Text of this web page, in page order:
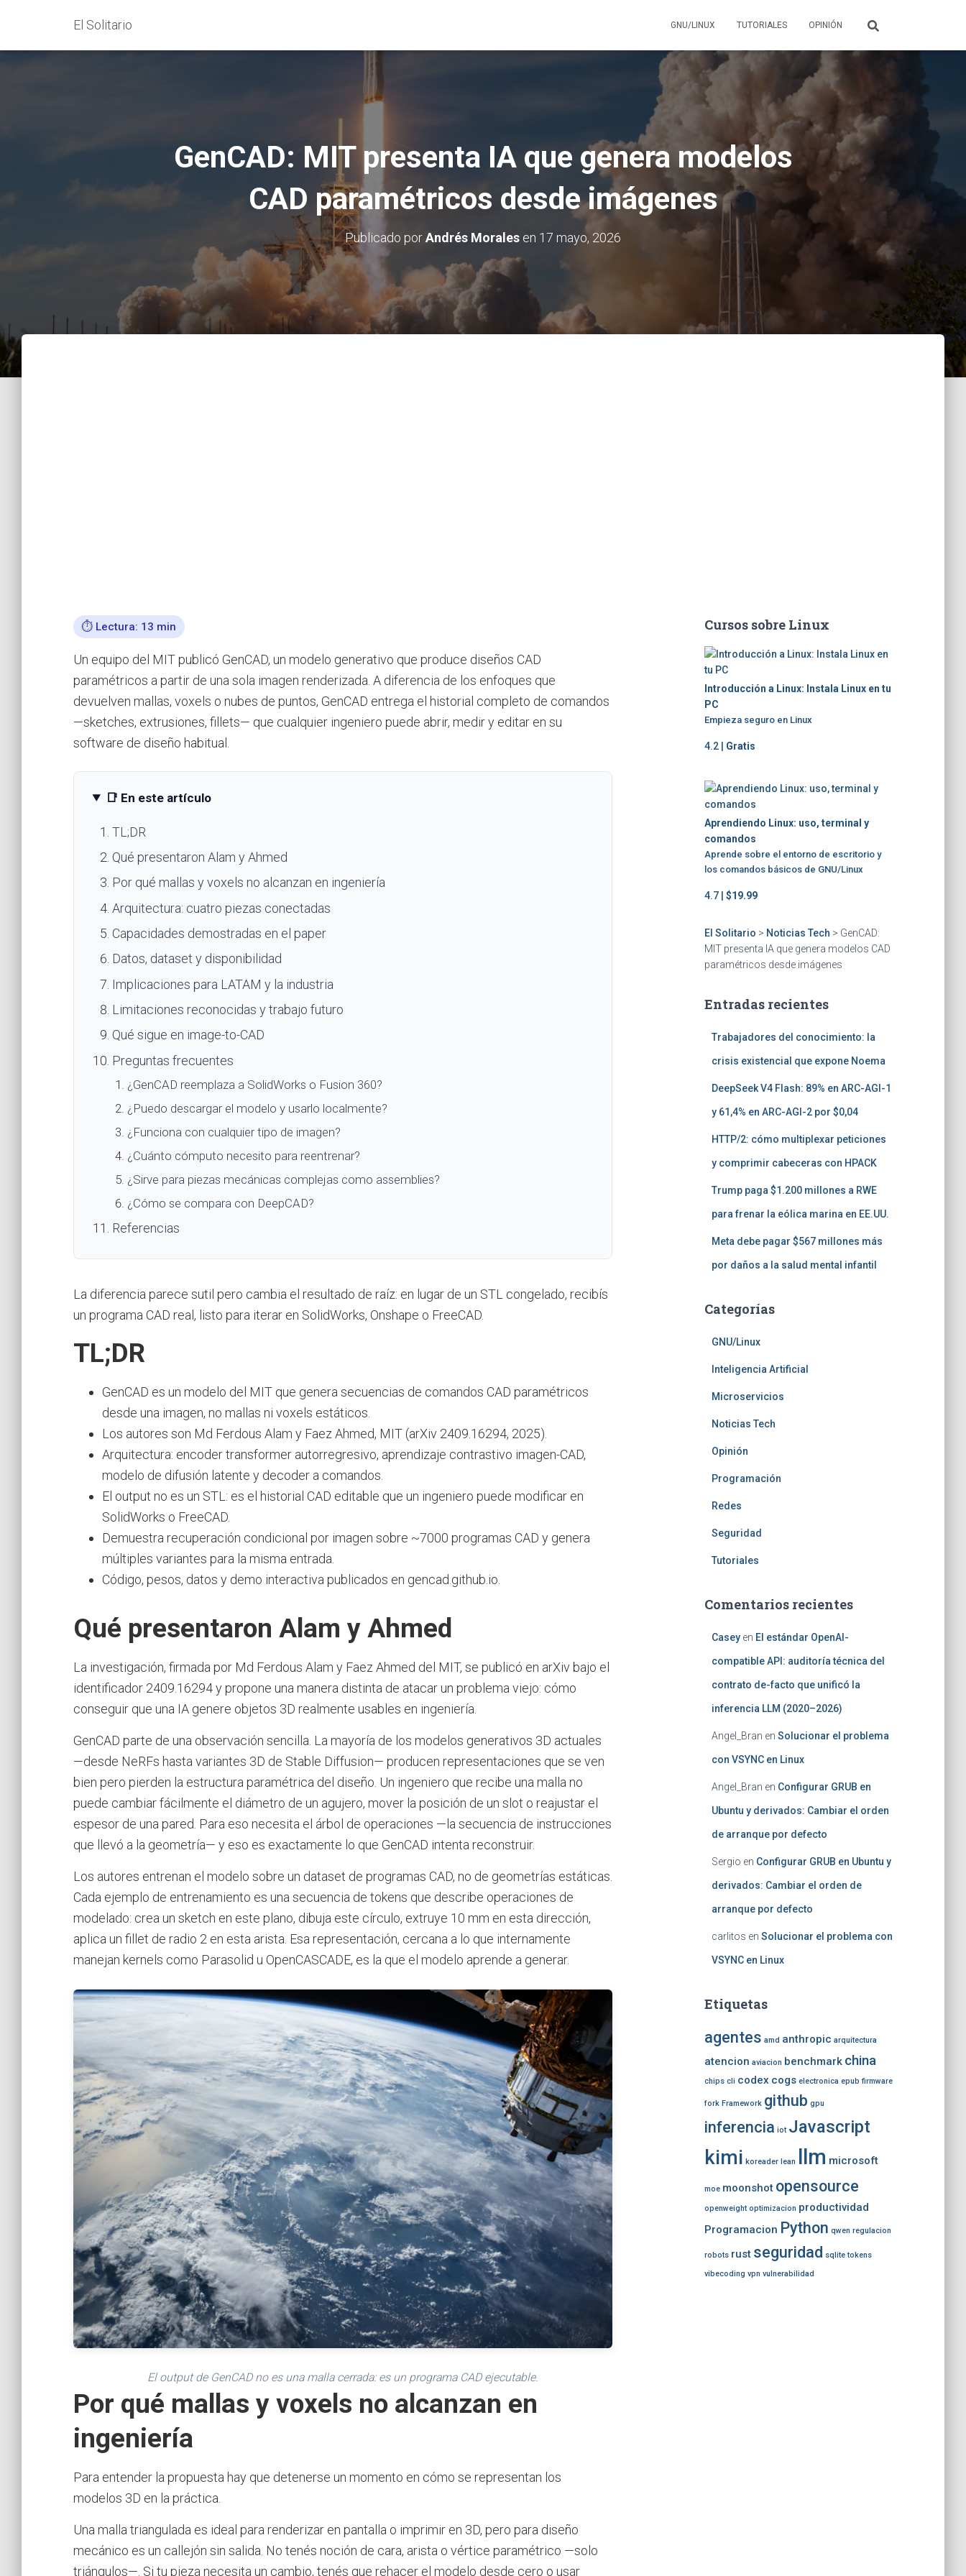
El Solitario GNU/LINUX TUTORIALES OPINIÓN
GenCAD: MIT presenta IA que genera modelos
CAD paramétricos desde imágenes
Publicado porAndrés Morales en 17 mayo, 2026
⏱️ Lectura: 13 min
Un equipo del MIT publicó GenCAD, un modelo generativo que produce diseños CAD
paramétricos a partir de una sola imagen renderizada. A diferencia de los enfoques que
devuelven mallas, voxels o nubes de puntos, GenCAD entrega el historial completo de comandos
—sketches, extrusiones, fillets— que cualquier ingeniero puede abrir, medir y editar en su
software de diseño habitual.
📑 En este artículo
TL;DR
Qué presentaron Alam y Ahmed
Por qué mallas y voxels no alcanzan en ingeniería
Arquitectura: cuatro piezas conectadas
Capacidades demostradas en el paper
Datos, dataset y disponibilidad
Implicaciones para LATAM y la industria
Limitaciones reconocidas y trabajo futuro
Qué sigue en image-to-CAD
Preguntas frecuentes
¿GenCAD reemplaza a SolidWorks o Fusion 360?
¿Puedo descargar el modelo y usarlo localmente?
¿Funciona con cualquier tipo de imagen?
¿Cuánto cómputo necesito para reentrenar?
¿Sirve para piezas mecánicas complejas como assemblies?
¿Cómo se compara con DeepCAD?
Referencias
La diferencia parece sutil pero cambia el resultado de raíz: en lugar de un STL congelado, recibís
un programa CAD real, listo para iterar en SolidWorks, Onshape o FreeCAD.
TL;DR
GenCAD es un modelo del MIT que genera secuencias de comandos CAD paramétricos
desde una imagen, no mallas ni voxels estáticos.
Los autores son Md Ferdous Alam y Faez Ahmed, MIT (arXiv 2409.16294, 2025).
Arquitectura: encoder transformer autorregresivo, aprendizaje contrastivo imagen-CAD,
modelo de difusión latente y decoder a comandos.
El output no es un STL: es el historial CAD editable que un ingeniero puede modificar en
SolidWorks o FreeCAD.
Demuestra recuperación condicional por imagen sobre ~7000 programas CAD y genera
múltiples variantes para la misma entrada.
Código, pesos, datos y demo interactiva publicados en gencad.github.io.
Qué presentaron Alam y Ahmed
La investigación, firmada por Md Ferdous Alam y Faez Ahmed del MIT, se publicó en arXiv bajo el
identificador 2409.16294 y propone una manera distinta de atacar un problema viejo: cómo
conseguir que una IA genere objetos 3D realmente usables en ingeniería.
GenCAD parte de una observación sencilla. La mayoría de los modelos generativos 3D actuales
—desde NeRFs hasta variantes 3D de Stable Diffusion— producen representaciones que se ven
bien pero pierden la estructura paramétrica del diseño. Un ingeniero que recibe una malla no
puede cambiar fácilmente el diámetro de un agujero, mover la posición de un slot o reajustar el
espesor de una pared. Para eso necesita el árbol de operaciones —la secuencia de instrucciones
que llevó a la geometría— y eso es exactamente lo que GenCAD intenta reconstruir.
Los autores entrenan el modelo sobre un dataset de programas CAD, no de geometrías estáticas.
Cada ejemplo de entrenamiento es una secuencia de tokens que describe operaciones de
modelado: crea un sketch en este plano, dibuja este círculo, extruye 10 mm en esta dirección,
aplica un fillet de radio 2 en esta arista. Esa representación, cercana a lo que internamente
manejan kernels como Parasolid u OpenCASCADE, es la que el modelo aprende a generar.
El output de GenCAD no es una malla cerrada: es un programa CAD ejecutable.
Por qué mallas y voxels no alcanzan en
ingeniería
Para entender la propuesta hay que detenerse un momento en cómo se representan los
modelos 3D en la práctica.
Una malla triangulada es ideal para renderizar en pantalla o imprimir en 3D, pero para diseño
mecánico es un callejón sin salida. No tenés noción de cara, arista o vértice paramétrico —solo
triángulos—. Si tu pieza necesita un cambio, tenés que rehacer el modelo desde cero o usar
Cursos sobre Linux
Introducción a Linux: Instala Linux en tu
PC
Empieza seguro en Linux
4.2 | Gratis
Aprendiendo Linux: uso, terminal y
comandos
Aprende sobre el entorno de escritorio y
los comandos básicos de GNU/Linux
4.7 | $19.99
El Solitario > Noticias Tech > GenCAD:
MIT presenta IA que genera modelos CAD
paramétricos desde imágenes
Entradas recientes
Trabajadores del conocimiento: la
crisis existencial que expone Noema
DeepSeek V4 Flash: 89% en ARC-AGI-1
y 61,4% en ARC-AGI-2 por $0,04
HTTP/2: cómo multiplexar peticiones
y comprimir cabeceras con HPACK
Trump paga $1.200 millones a RWE
para frenar la eólica marina en EE.UU.
Meta debe pagar $567 millones más
por daños a la salud mental infantil
Categorías
GNU/Linux
Inteligencia Artificial
Microservicios
Noticias Tech
Opinión
Programación
Redes
Seguridad
Tutoriales
Comentarios recientes
Caseyen El estándar OpenAI-
compatible API: auditoría técnica del
contrato de-facto que unificó la
inferencia LLM (2020–2026)
Angel_Bran en Solucionar el problema
con VSYNC en Linux
Angel_Bran en Configurar GRUB en
Ubuntu y derivados: Cambiar el orden
de arranque por defecto
Sergio en Configurar GRUB en Ubuntu y
derivados: Cambiar el orden de
arranque por defecto
carlitos en Solucionar el problema con
VSYNC en Linux
Etiquetas
agentes amd anthropic arquitectura
atencion aviacion benchmark china
chips cli codex cogs electronica epub firmware
fork Framework github gpu
inferencia iot Javascript
kimi koreader lean llm microsoft
moe moonshot opensource
openweight optimizacion productividad
Programacion Python qwen regulacion
robots rust seguridad sqlite tokens
vibecoding vpn vulnerabilidad